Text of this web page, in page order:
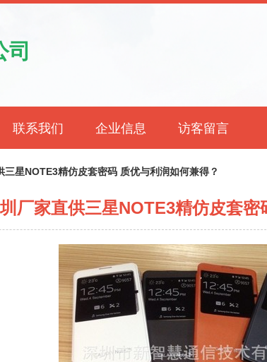
司
联系我们 企业信息 访客留言
三星NOTE3精仿皮套密码 质优与利润如何兼得？
厂家直供三星NOTE3精仿皮套密